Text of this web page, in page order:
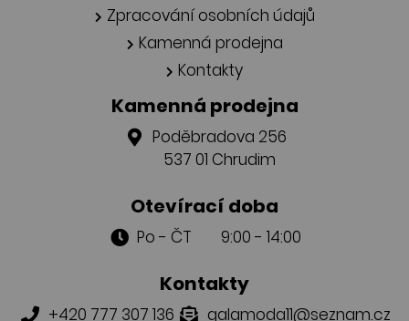
Zpracování osobních údajů
Kamenná prodejna
Kontakty
Kamenná prodejna
Poděbradova 256
537 01 Chrudim
Otevírací doba
Po - ČT 9:00 - 14:00
Kontakty
+420 777 307 136 galamoda11@seznam.cz